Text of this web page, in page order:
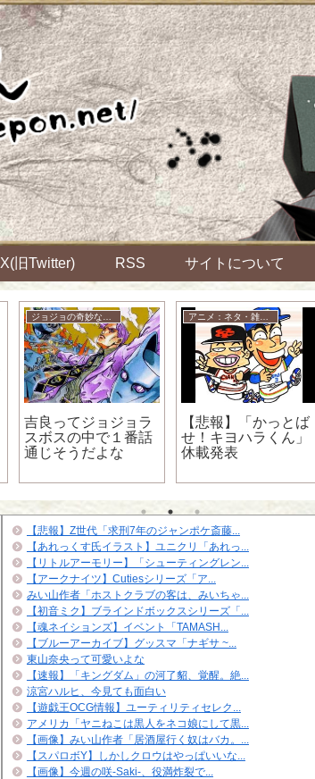
X(旧Twitter) RSS サイトについて
吉良ってジョジョラ
スボスの中で１番話
通じそうだよな
【悲報】「かっとば
せ！キヨハラくん」
休載発表
【悲報】Z世代「求刑7年のジャンポケ斎藤...
【あれっくす氏イラスト】ユニクリ「あれっ...
【リトルアーモリー】「シューティングレン...
【アークナイツ】Cutiesシリーズ「ア...
みい山作者「ホストクラブの客は、みいちゃ...
【初音ミク】ブラインドボックスシリーズ「...
【魂ネイションズ】イベント「TAMASH...
【ブルーアーカイブ】グッスマ「ナギサ ~...
東山奈央って可愛いよな
【速報】「キングダム」の河了貂、覚醒。絶...
涼宮ハルヒ、今見ても面白い
【遊戯王OCG情報】ユーティリティセレク...
アメリカ「ヤニねこは黒人をネコ娘にして黒...
【画像】みい山作者「居酒屋行く奴はバカ。...
【スパロボY】しかしクロウはやっぱいいな...
【画像】今週の咲-Saki-、役満炸裂で...